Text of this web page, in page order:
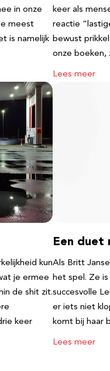
in onze
meest
is namelijk
keer als
reactie
bewust
onze boeken,
Lees meer
kun
je ermee
de shit zit.
keer
Een duet
Als Britt
het spel. Ze
succesvolle
er iets niet
komt bij haar
Lees meer